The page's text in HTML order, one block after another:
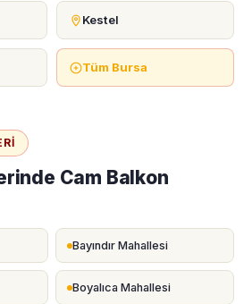
Kestel
Tüm Bursa
Cam Balkon
Bayındır Mahallesi
Boyalıca Mahallesi